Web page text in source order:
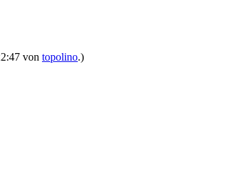
von topolino.)